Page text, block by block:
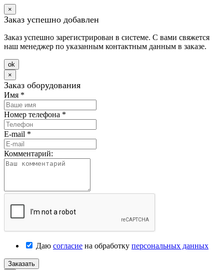
×
Заказ успешно добавлен
Заказ успешно зарегистрирован в системе. С вами свяжется
наш менеджер по указанным контактным данным в заказе.
оk
×
Заказ оборудования
Имя *
Номер телефона *
E-mail *
Комментарий:
Даю согласие на обработку персональных данных
Заказать